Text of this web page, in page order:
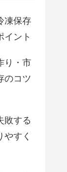
凍保存
イント
り・市
のコツ
敗する
すく